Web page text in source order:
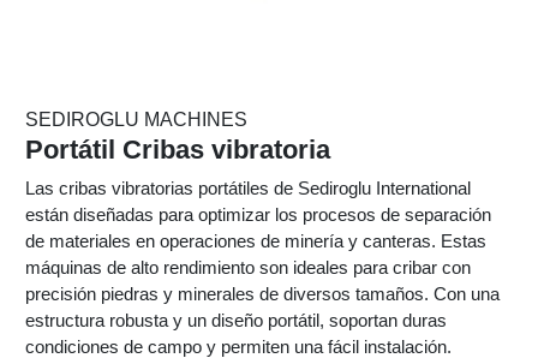
SEDIROGLU MACHINES
Portátil Cribas vibratoria
Las cribas vibratorias portátiles de Sediroglu International
están diseñadas para optimizar los procesos de separación
de materiales en operaciones de minería y canteras. Estas
máquinas de alto rendimiento son ideales para cribar con
precisión piedras y minerales de diversos tamaños. Con una
estructura robusta y un diseño portátil, soportan duras
condiciones de campo y permiten una fácil instalación.